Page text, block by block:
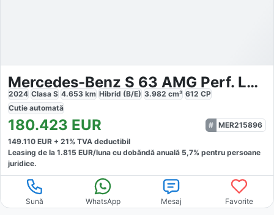
Mercedes-Benz S 63 AMG Perf. Lang DIG.LIGHT Pano B
2024 Clasa S 4.653 km Hibrid (B/E) 3.982 cm³ 612 CP
Cutie automată
180.423 EUR
MER215896
149.110 EUR + 21% TVA deductibil
Leasing de la 1.815 EUR/luna cu dobăndă anuală 5,7% pentru persoane
juridice.
Sună WhatsApp Mesaj Favorite